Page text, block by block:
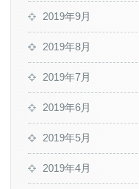
2019年9月
2019年8月
2019年7月
2019年6月
2019年5月
2019年4月